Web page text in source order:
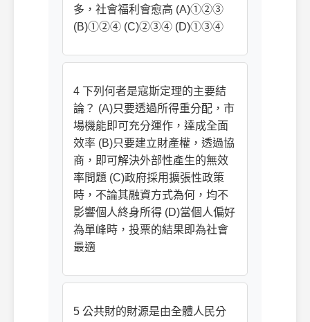
多，社會福利會愈高 (A)①②③
(B)①②④ (C)②③④ (D)①③④
4 下列何者是寇斯定理的主要結
論？ (A)只要透過所得重分配，市
場機能即可充分運作，達成全面
效率 (B)只要建立財產權，透過協
商，即可解決外部性產生的無效
率問題 (C)政府採用擴張性政策
時，不論其融資方式為何，均不
影響個人終身所得 (D)當個人偏好
為單峰時，投票的結果即為社會
最適
5 公共財的財源是由全體人民分